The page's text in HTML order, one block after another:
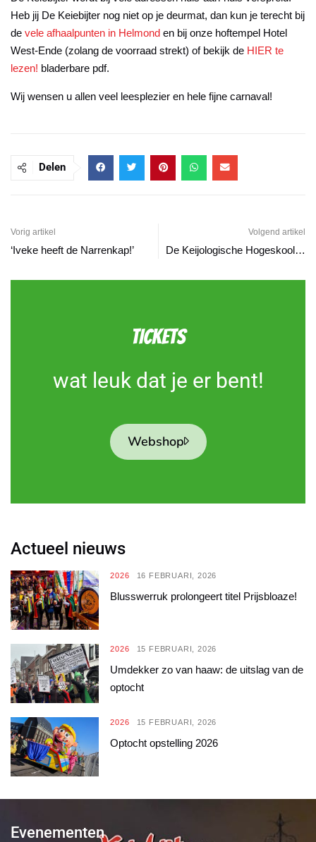
Heb jij De Keiebijter nog niet op je deurmat, dan kun je terecht bij
de vele afhaalpunten in Helmond en bij onze hoftempel Hotel
West-Ende (zolang de voorraad strekt) of bekijk de HIER te
lezen! bladerbare pdf.
Wij wensen u allen veel leesplezier en hele fijne carnaval!
Delen
Vorig artikel
‘Iveke heeft de Narrenkap!’
Volgend artikel
De Keijologische Hogeskool: een unieke traditie onder leiding van een nieuwe Uuper
TICKETS
wat leuk dat je er bent!
Webshop
Actueel nieuws
2026 16 FEBRUARI, 2026
Blusswerruk prolongeert titel Prijsbloaze!
2026 15 FEBRUARI, 2026
Umdekker zo van haaw: de uitslag van de
optocht
2026 15 FEBRUARI, 2026
Optocht opstelling 2026
Evenementen